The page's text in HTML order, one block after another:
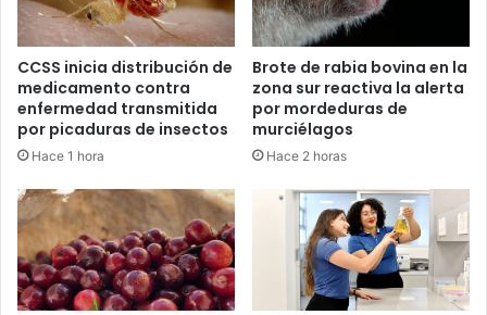
CCSS inicia distribución de
medicamento contra
enfermedad transmitida
por picaduras de insectos
Hace 1 hora
Brote de rabia bovina en la
zona sur reactiva la alerta
por mordeduras de
murciélagos
Hace 2 horas